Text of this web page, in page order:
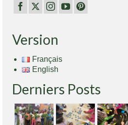
Version
Français
English
Derniers Posts